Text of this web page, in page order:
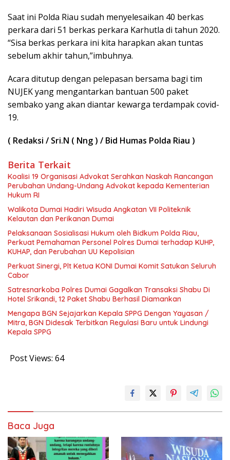
Saat ini Polda Riau sudah menyelesaikan 40 berkas
perkara dari 51 berkas perkara Karhutla di tahun 2020.
“Sisa berkas perkara ini kita harapkan akan tuntas
sebelum akhir tahun,”imbuhnya.
Acara ditutup dengan pelepasan bersama bagi tim
NUJEK yang mengantarkan bantuan 500 paket
sembako yang akan diantar kewarga terdampak covid-
19.
( Redaksi / Sri.N ( Nng ) / Bid Humas Polda Riau )
Berita Terkait
Koalisi 19 Organisasi Advokat Serahkan Naskah Rancangan
Perubahan Undang-Undang Advokat kepada Kementerian
Hukum RI
Walikota Dumai Hadiri Wisuda Angkatan VII Politeknik
Kelautan dan Perikanan Dumai
Pelaksanaan Sosialisasi Hukum oleh Bidkum Polda Riau,
Perkuat Pemahaman Personel Polres Dumai terhadap KUHP,
KUHAP, dan Perubahan UU Kepolisian
Perkuat Sinergi, Plt Ketua KONI Dumai Komit Satukan Seluruh
Cabor
Satresnarkoba Polres Dumai Gagalkan Transaksi Shabu Di
Hotel Srikandi, 12 Paket Shabu Berhasil Diamankan
Mengapa BGN Sejajarkan Kepala SPPG Dengan Yayasan /
Mitra, BGN Didesak Terbitkan Regulasi Baru untuk Lindungi
Kepala SPPG
Post Views: 64
Baca Juga